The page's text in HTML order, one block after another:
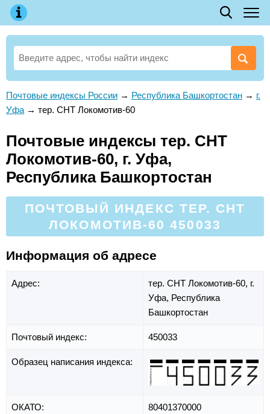
Почтовые индексы России → Республика Башкортостан → г.
Уфа → тер. СНТ Локомотив-60
Почтовые индексы тер. СНТ
Локомотив-60, г. Уфа,
Республика Башкортостан
ПОЧТОВЫЙ ИНДЕКС ТЕР. СНТ
ЛОКОМОТИВ-60 450033
Информация об адресе
Адрес: тер. СНТ Локомотив-60, г.
Уфа, Республика
Башкортостан
Почтовый индекс: 450033
Образец написания индекса:
ОКАТО: 80401370000